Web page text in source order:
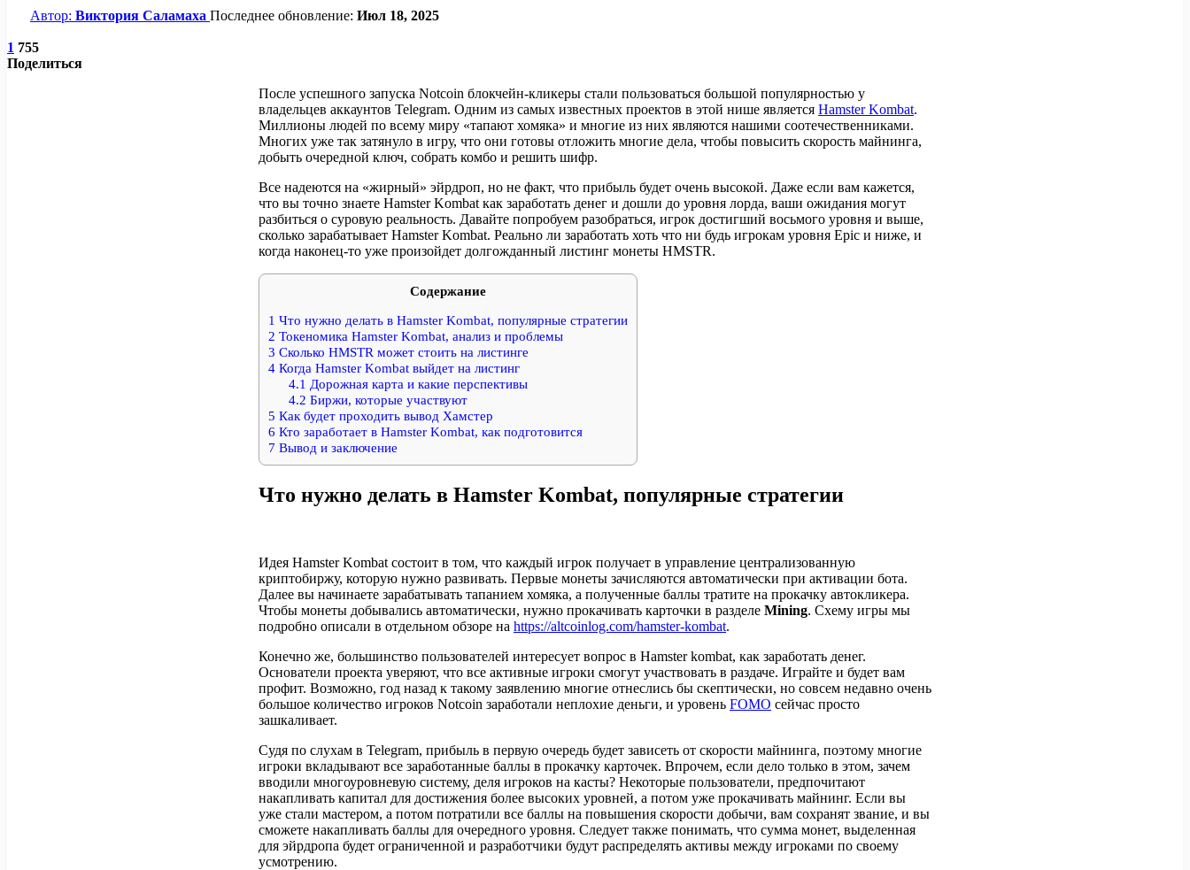
Автор: Виктория Саламаха Последнее обновление: Июл 18, 2025
1 755
Поделиться
После успешного запуска Notcoin блокчейн-кликеры стали пользоваться большой популярностью у
владельцев аккаунтов Telegram. Одним из самых известных проектов в этой нише является Hamster Kombat.
Миллионы людей по всему миру «тапают хомяка» и многие из них являются нашими соотечественниками.
Многих уже так затянуло в игру, что они готовы отложить многие дела, чтобы повысить скорость майнинга,
добыть очередной ключ, собрать комбо и решить шифр.
Все надеются на «жирный» эйрдроп, но не факт, что прибыль будет очень высокой. Даже если вам кажется,
что вы точно знаете Hamster Kombat как заработать денег и дошли до уровня лорда, ваши ожидания могут
разбиться о суровую реальность. Давайте попробуем разобраться, игрок достигший восьмого уровня и выше,
сколько зарабатывает Hamster Kombat. Реально ли заработать хоть что ни будь игрокам уровня Epic и ниже, и
когда наконец-то уже произойдет долгожданный листинг монеты HMSTR.
Содержание
1 Что нужно делать в Hamster Kombat, популярные стратегии
2 Токеномика Hamster Kombat, анализ и проблемы
3 Сколько HMSTR может стоить на листинге
4 Когда Hamster Kombat выйдет на листинг
4.1 Дорожная карта и какие перспективы
4.2 Биржи, которые участвуют
5 Как будет проходить вывод Хамстер
6 Кто заработает в Hamster Kombat, как подготовится
7 Вывод и заключение
Что нужно делать в Hamster Kombat, популярные стратегии
Идея Hamster Kombat состоит в том, что каждый игрок получает в управление централизованную
криптобиржу, которую нужно развивать. Первые монеты зачисляются автоматически при активации бота.
Далее вы начинаете зарабатывать тапанием хомяка, а полученные баллы тратите на прокачку автокликера.
Чтобы монеты добывались автоматически, нужно прокачивать карточки в разделе Mining. Схему игры мы
подробно описали в отдельном обзоре на https://altcoinlog.com/hamster-kombat.
Конечно же, большинство пользователей интересует вопрос в Hamster kombat, как заработать денег.
Основатели проекта уверяют, что все активные игроки смогут участвовать в раздаче. Играйте и будет вам
профит. Возможно, год назад к такому заявлению многие отнеслись бы скептически, но совсем недавно очень
большое количество игроков Notcoin заработали неплохие деньги, и уровень FOMO сейчас просто
зашкаливает.
Судя по слухам в Telegram, прибыль в первую очередь будет зависеть от скорости майнинга, поэтому многие
игроки вкладывают все заработанные баллы в прокачку карточек. Впрочем, если дело только в этом, зачем
вводили многоуровневую систему, деля игроков на касты? Некоторые пользователи, предпочитают
накапливать капитал для достижения более высоких уровней, а потом уже прокачивать майнинг. Если вы
уже стали мастером, а потом потратили все баллы на повышения скорости добычи, вам сохранят звание, и вы
сможете накапливать баллы для очередного уровня. Следует также понимать, что сумма монет, выделенная
для эйрдропа будет ограниченной и разработчики будут распределять активы между игроками по своему
усмотрению.